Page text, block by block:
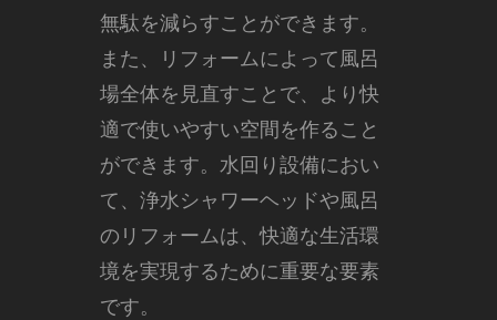
無駄を減らすことができます。
また、リフォームによって風呂
場全体を見直すことで、より快
適で使いやすい空間を作ること
ができます。水回り設備におい
て、浄水シャワーヘッドや風呂
のリフォームは、快適な生活環
境を実現するために重要な要素
です。